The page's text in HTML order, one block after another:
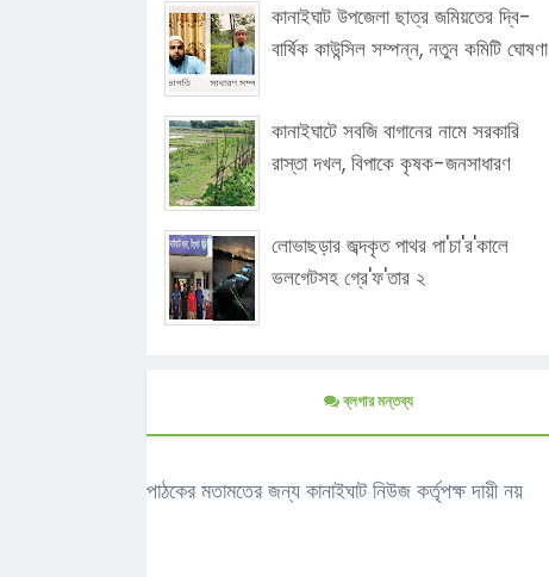
কানাইঘাট উপজেলা ছাত্র জমিয়তের দ্বি-
বার্ষিক কাউন্সিল সম্পন্ন, নতুন কমিটি ঘোষণা
কানাইঘাটে সবজি বাগানের নামে সরকারি
রাস্তা দখল, বিপাকে কৃষক-জনসাধারণ
লোভাছড়ার জব্দকৃত পাথর পা'চা'র'কালে
ভলগেটসহ গ্রে'ফ'তার ২
ব্লগার মন্তব্য
পাঠকের মতামতের জন্য কানাইঘাট নিউজ কর্তৃপক্ষ দায়ী নয়